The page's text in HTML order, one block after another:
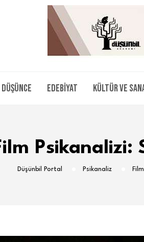
Düşünce Edebiyat Kültür ve
Psikanalizi:
Düşünbil Portal Psikanaliz